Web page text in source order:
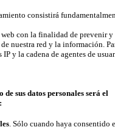
consistirá
con la finalidad de prevenir y
red y la información.
y la cadena de agentes de
sus datos personales será el
. Sólo cuando haya consentido